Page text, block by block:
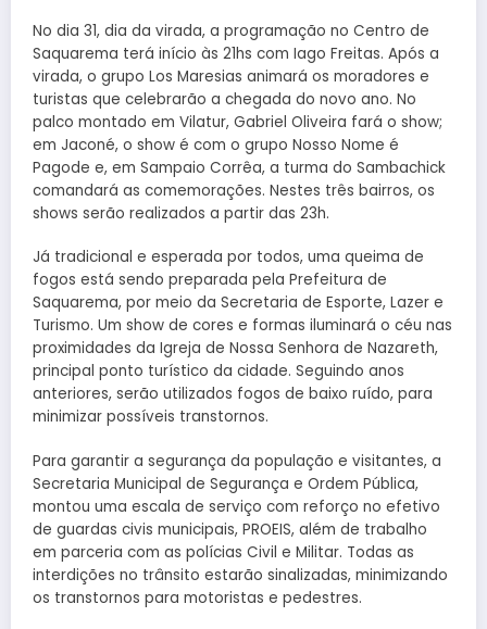
No dia 31, dia da virada, a programação no Centro de
Saquarema terá início às 21hs com Iago Freitas. Após a
virada, o grupo Los Maresias animará os moradores e
turistas que celebrarão a chegada do novo ano. No
palco montado em Vilatur, Gabriel Oliveira fará o show;
em Jaconé, o show é com o grupo Nosso Nome é
Pagode e, em Sampaio Corrêa, a turma do Sambachick
comandará as comemorações. Nestes três bairros, os
shows serão realizados a partir das 23h.
Já tradicional e esperada por todos, uma queima de
fogos está sendo preparada pela Prefeitura de
Saquarema, por meio da Secretaria de Esporte, Lazer e
Turismo. Um show de cores e formas iluminará o céu nas
proximidades da Igreja de Nossa Senhora de Nazareth,
principal ponto turístico da cidade. Seguindo anos
anteriores, serão utilizados fogos de baixo ruído, para
minimizar possíveis transtornos.
Para garantir a segurança da população e visitantes, a
Secretaria Municipal de Segurança e Ordem Pública,
montou uma escala de serviço com reforço no efetivo
de guardas civis municipais, PROEIS, além de trabalho
em parceria com as polícias Civil e Militar. Todas as
interdições no trânsito estarão sinalizadas, minimizando
os transtornos para motoristas e pedestres.